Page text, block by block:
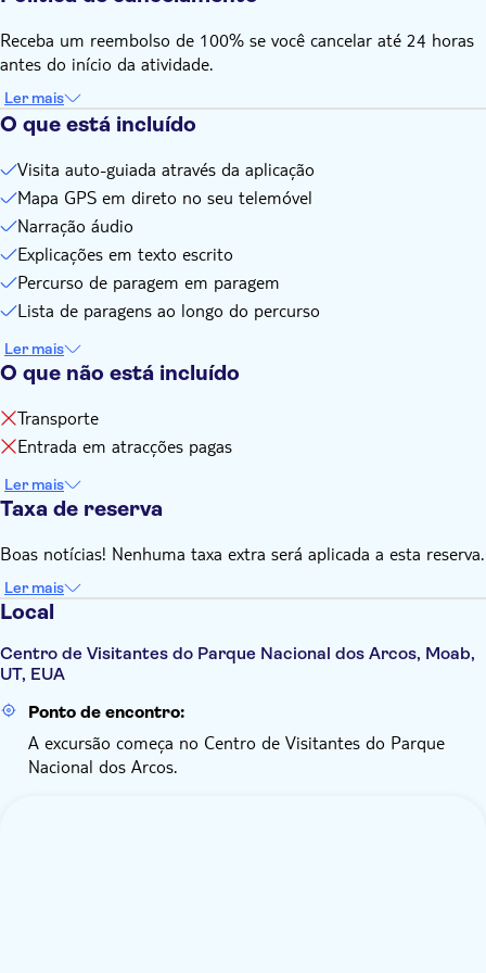
Por favor, reserve um veículo antes de efetuar a visita. Só é
necessário reservar uma visita por veículo, não por pessoa
As histórias em áudio são reproduzidas de forma autónoma
altura e fazer uma pausa em qualquer lugar
Pode fazer a visita guiada em qualquer altura, as vezes que
quiser. Não há data de validade
Receba um reembolso de 100% se você cancelar até 24 horas
antes do início da atividade.
Ler mais
O que está incluído
Visita auto-guiada através da aplicação
Mapa GPS em direto no seu telemóvel
Narração áudio
Explicações em texto escrito
Percurso de paragem em paragem
Lista de paragens ao longo do percurso
Ler mais
O que não está incluído
Transporte
Entrada em atracções pagas
Ler mais
Taxa de reserva
Boas notícias! Nenhuma taxa extra será aplicada a esta reserva.
Ler mais
Local
Centro de Visitantes do Parque Nacional dos Arcos, Moab,
UT, EUA
Ponto de encontro:
A excursão começa no Centro de Visitantes do Parque
Nacional dos Arcos.